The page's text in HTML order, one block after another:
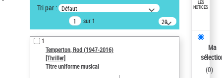
Recherche avancée dans les
notices d’autorité
Œuvres liées à l'auteur :
Temperton, Rod (1947-2016)
Sauvegarder votre recherche
Tri par : Défaut
sur 1
20
résultats/page
1
Temperton, Rod (1947-2016)
[Thriller]
Titre uniforme musical
LES
NOTICES
Ma
(0)